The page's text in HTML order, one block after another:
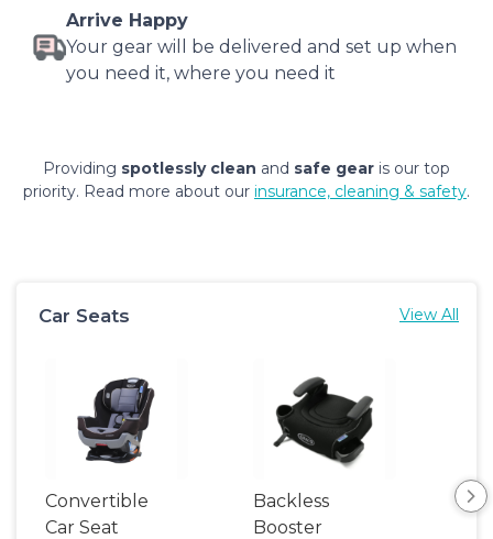
Arrive Happy
Your gear will be delivered and set up when
you need it, where you need it
Providing spotlessly clean and safe gear is our top
priority. Read more about our insurance, cleaning & safety.
Car Seats View All
Convertible
Car Seat
Backless
Booster